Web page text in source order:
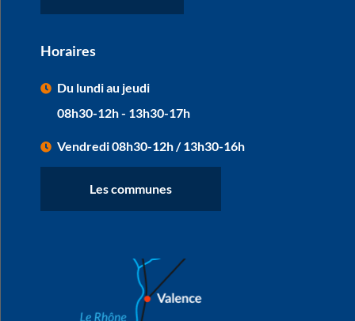
Horaires
Du lundi au jeudi
08h30-12h - 13h30-17h
Vendredi 08h30-12h / 13h30-16h
Les communes